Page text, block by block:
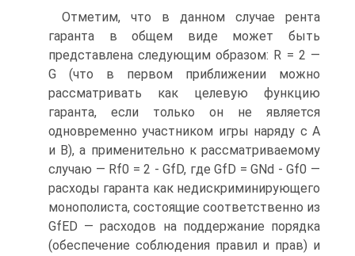
Отметим, что в данном случае рента
гаранта в общем виде может быть
представлена следующим образом: R = 2 —
G (что в первом приближении можно
рассматривать как целевую функцию
гаранта, если только он не является
одновременно участником игры наряду с А
и В), а применительно к рассматриваемому
случаю — Rf0 = 2 - GfD, где GfD = GNd - Gf0 —
расходы гаранта как недискриминирующего
монополиста, состоящие соответственно из
GfED — расходов на поддержание порядка
(обеспечение соблюдения правил и прав) и